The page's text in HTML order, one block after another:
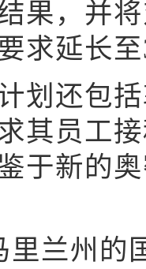
果，并
求延长
还包括
其员工
于新的
兰州的